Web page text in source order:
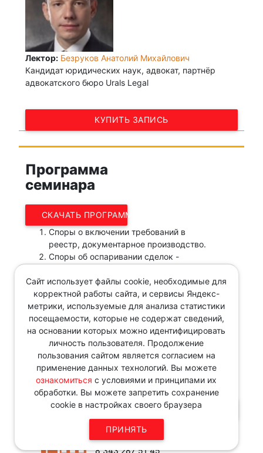
Лектор: Безруков Анатолий Михайлович
Кандидат юридических наук, адвокат, партнёр
адвокатского бюро Urals Legal
КУПИТЬ ЗАПИСЬ
Программа
семинара
СКАЧАТЬ ПРОГРАММУ
Споры о включении требований в
реестр, документарное производство.
Споры об оспаривании сделок -
подходы к срокам исковой давности и
глубине оспаривания.
Убытки и субсидиарная
ответственность - что нужно учитывать
топ-менеджерам и юристам.
Количество мест ограничено!
Зарегистрироваться Вы можете по телефону
8(343)287-51-56 или нажав кнопку:
КУПИТЬ ЗАПИСЬ
Сайт использует файлы cookie, необходимые для
корректной работы сайта, и сервисы Яндекс-
метрики, используемые для анализа статистики
посещаемости, которые не содержат сведений,
на основании которых можно идентифицировать
личность пользователя. Продолжение
пользования сайтом является согласием на
применение данных технологий. Вы можете
ознакомиться с условиями и принципами их
обработки. Вы можете запретить сохранение
cookie в настройках своего браузера
ПРИНЯТЬ
Звоните по телефону в рабочие
дни с 9:00 до 18:00
8 343 287 51 45